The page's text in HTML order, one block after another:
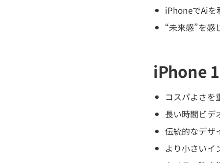
iPhoneでAiを
“未来感”を感
iPhone
コスパよさを
長い時間ビデ
伝統的なデザ
より小さいイ